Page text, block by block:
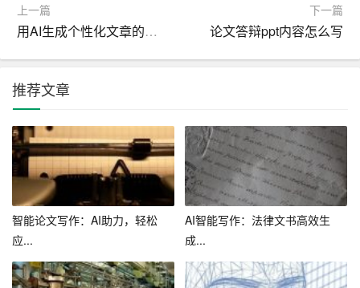
在教育领域，头条AI写作助手成为教师和学生的得力助
手。教师可以利用助手批改学生的作文，提高批改效率；
2. 媒体领域
在媒体领域，头条AI写作助手助力记者、编辑等从业者快
速完成新闻报道、专栏文章等写作任务。同时，助手还可
以根据用户需求，生成定制化的报道，满足个性化阅读需
求。
3. 企业领域
上一篇
用AI生成个性化文章的技巧
下一篇
论文答辩ppt内容怎么写
推荐文章
智能论文写作：AI助力，轻松
应...
AI智能写作：法律文书高效生
成...